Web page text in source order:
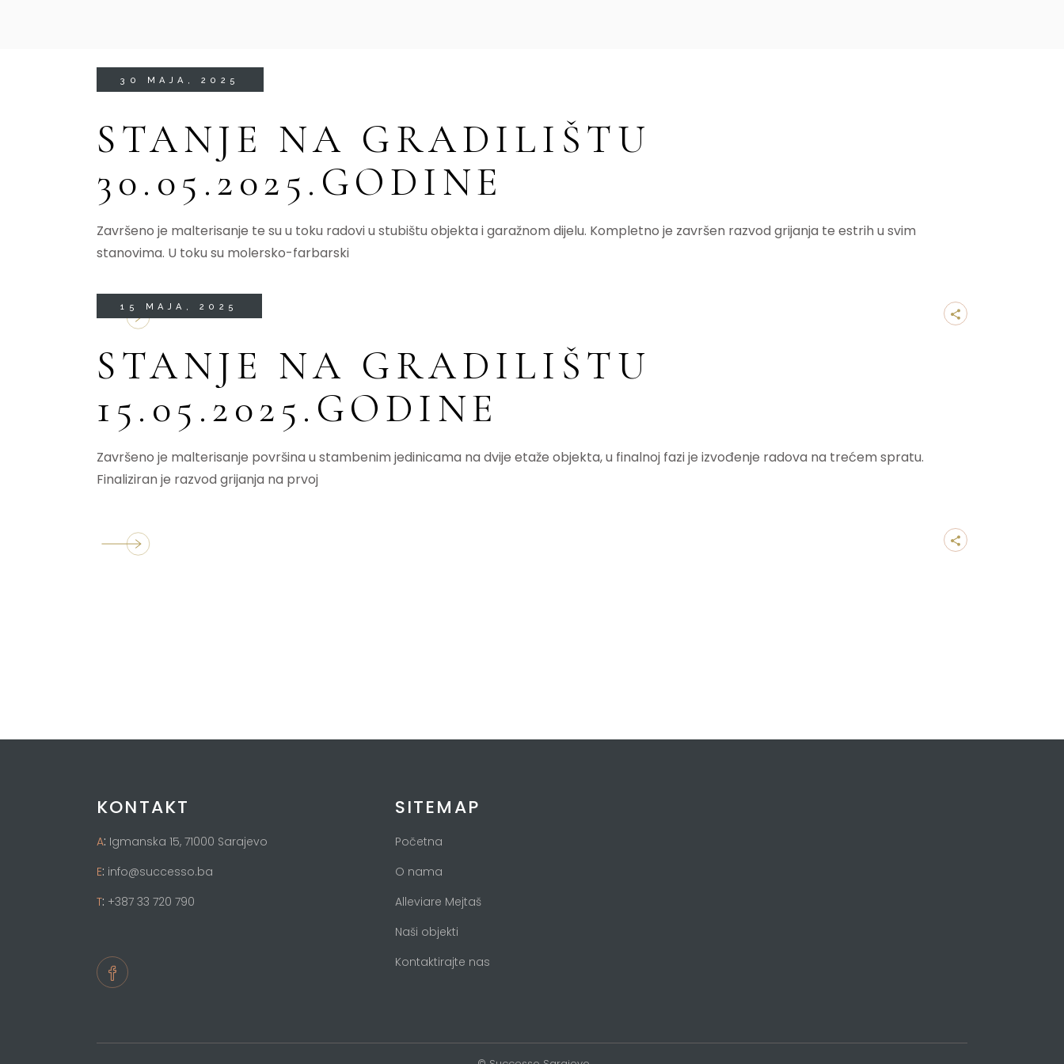
30 MAJA, 2025
STANJE NA GRADILIŠTU
30.05.2025.GODINE
Završeno je malterisanje te su u toku radovi u stubištu objekta i garažnom dijelu. Kompletno je završen razvod grijanja te estrih u svim
stanovima. U toku su molersko-farbarski
15 MAJA, 2025
STANJE NA GRADILIŠTU
15.05.2025.GODINE
Završeno je malterisanje površina u stambenim jedinicama na dvije etaže objekta, u finalnoj fazi je izvođenje radova na trećem spratu.
Finaliziran je razvod grijanja na prvoj
KONTAKT
A: Igmanska 15, 71000 Sarajevo
E: info@successo.ba
T: +387 33 720 790
SITEMAP
Početna
O nama
Alleviare Mejtaš
Naši objekti
Kontaktirajte nas